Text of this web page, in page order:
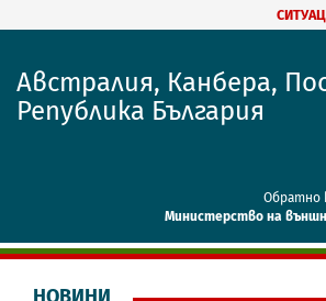
Австралия, Канбера,
Република България
Обратно
Mинистерство на